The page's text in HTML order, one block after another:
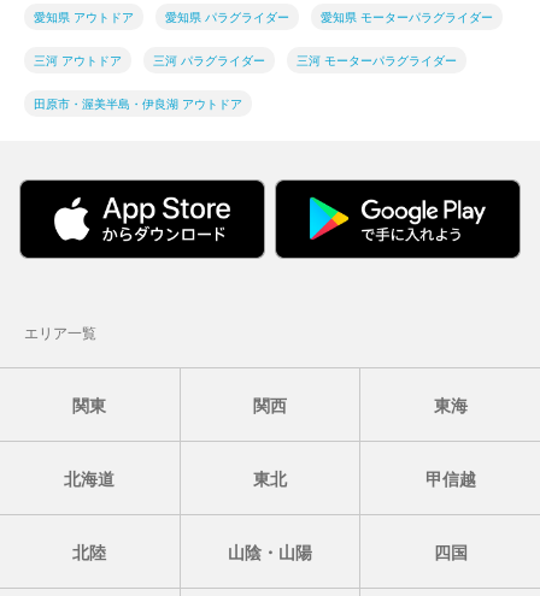
愛知県 アウトドア 愛知県 パラグライダー 愛知県 モーターパラグライダー
三河 アウトドア 三河 パラグライダー 三河 モーターパラグライダー
田原市・渥美半島・伊良湖 アウトドア
エリア一覧
関東 関西 東海
北海道 東北 甲信越
北陸 山陰・山陽 四国